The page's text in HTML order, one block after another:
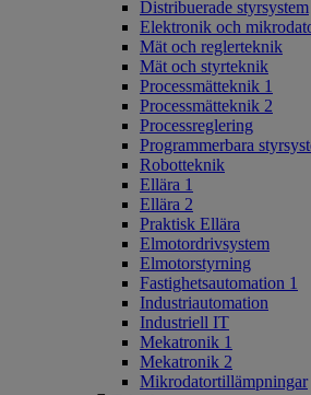
Distribuerade styrsystem
Elektronik och
Mät och reglerteknik
Mät och styrteknik
Processmätteknik 1
Processmätteknik 2
Processreglering
Programmerbara
Robotteknik
Ellära 1
Ellära 2
Praktisk Ellära
Elmotordrivsystem
Elmotorstyrning
Fastighetsautomation 1
Industriautomation
Industriell IT
Mekatronik 1
Mekatronik 2
Mikrodatortillämpningar